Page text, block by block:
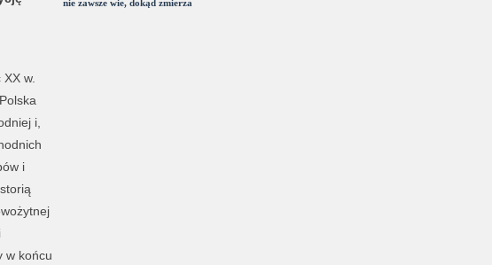
w.
i,
i
w końcu
nie zawsze wie, dokąd zmierza